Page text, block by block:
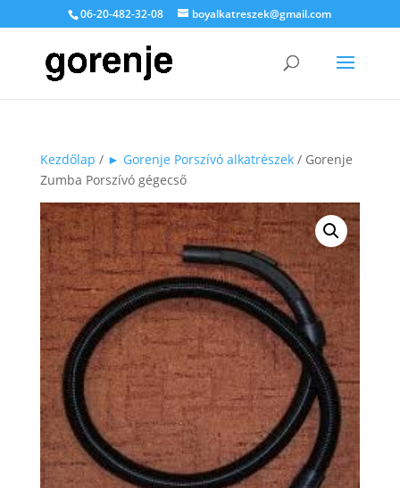
06-20-482-32-08 boyalkatreszek@gmail.com
Kezdőlap / ► Gorenje Porszívó alkatrészek/ Gorenje
Zumba Porszívó gégecső